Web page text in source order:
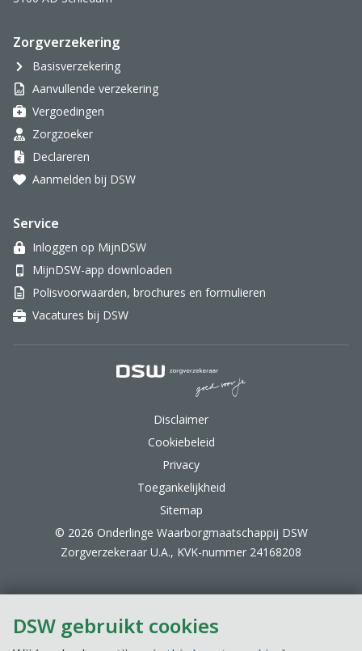
DSW gebruikt cookies
Zorgverzekering
Basisverzekering
Aanvullende verzekering
Vergoedingen
Zorgzoeker
Declareren
Aanmelden bij DSW
Service
Inloggen op MijnDSW
MijnDSW-app downloaden
Polisvoorwaarden, brochures en formulieren
Vacatures bij DSW
Disclaimer
Cookiebeleid
Privacy
Toegankelijkheid
Sitemap
© 2026 Onderlinge Waarborgmaatschappij DSW
Zorgverzekeraar U.A., KVK-nummer 24168208